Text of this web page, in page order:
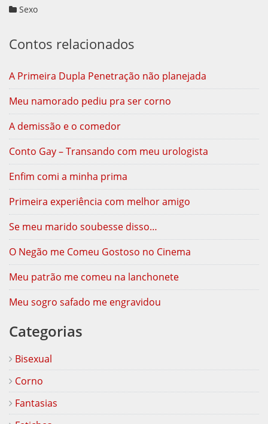
Sexo
Contos relacionados
A Primeira Dupla Penetração não planejada
Meu namorado pediu pra ser corno
A demissão e o comedor
Conto Gay – Transando com meu urologista
Enfim comi a minha prima
Primeira experiência com melhor amigo
Se meu marido soubesse disso…
O Negão me Comeu Gostoso no Cinema
Meu patrão me comeu na lanchonete
Meu sogro safado me engravidou
Categorias
Bisexual
Corno
Fantasias